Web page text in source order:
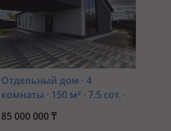
Отдельный дом · 4
комнаты · 150 м² · 7.5 сот. ·
Озерная 18а
85 000 000 ₸